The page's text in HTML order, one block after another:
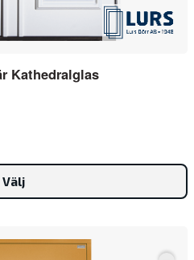
Kathedralglas
Välj